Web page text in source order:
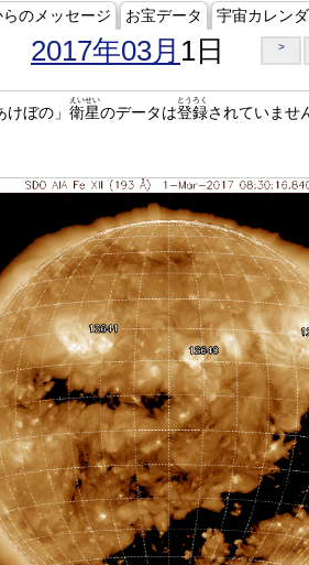
のメッセージ お宝データ 宇宙カレン
2017年03月 1日 >
けぼの」 衛星
えいせい
のデータは登録
とうろく
されていませ